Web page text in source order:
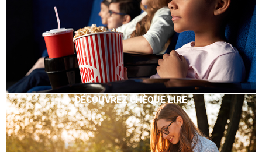
DÉCOUVREZ CHÈQUE LIRE